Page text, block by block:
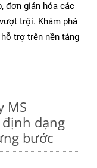
đơn giản hóa các
trội. Khám phá
trợ trên nền tảng
MS
định dạng
bước